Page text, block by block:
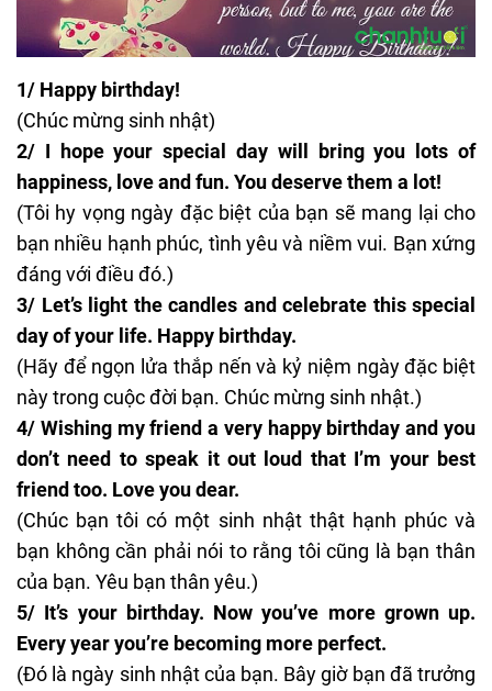
1/ Happy birthday!
(Chúc mừng sinh nhật)
2/ I hope your special day will bring you lots of
happiness, love and fun. You deserve them a lot!
(Tôi hy vọng ngày đặc biệt của bạn sẽ mang lại cho
bạn nhiều hạnh phúc, tình yêu và niềm vui. Bạn xứng
đáng với điều đó.)
3/ Let’s light the candles and celebrate this special
day of your life. Happy birthday.
(Hãy để ngọn lửa thắp nến và kỷ niệm ngày đặc biệt
này trong cuộc đời bạn. Chúc mừng sinh nhật.)
4/ Wishing my friend a very happy birthday and you
don’t need to speak it out loud that I’m your best
friend too. Love youdear.
(Chúc bạn tôi có một sinh nhật thật hạnh phúc và
bạn không cần phải nói to rằng tôi cũng là bạn thân
của bạn. Yêu bạn thân yêu.)
5/ It’s your birthday. Now you’ve more grown up.
Every year you’re becoming more perfect.
(Đó là ngày sinh nhật của bạn. Bây giờ bạn đã trưởng